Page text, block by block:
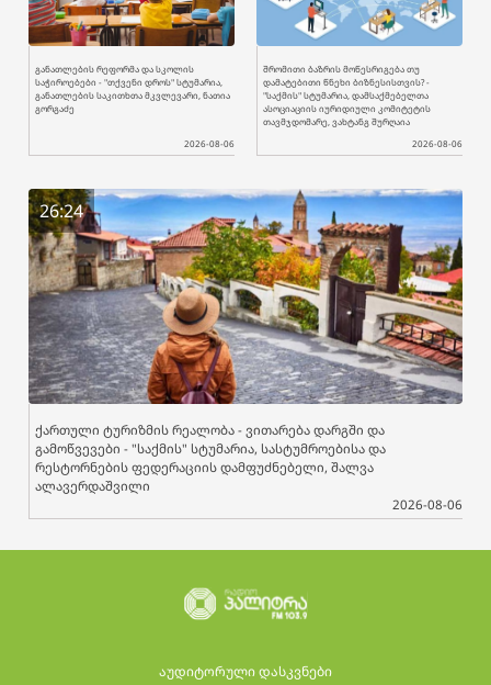
განათლების რეფორმა და სკოლის
საჭიროებები - "თქვენი დროს" სტუმარია,
განათლების საკითხთა მკვლევარი, ნათია
გორგაძე
2026-08-06
შრომითი ბაზრის მოწესრიგება თუ
დამატებითი წნეხი ბიზნესისთვის? -
"საქმის" სტუმარია, დამსაქმებელთა
ასოციაციის იურიდიული კომიტეტის
თავმჯდომარე, ვახტანგ შურღაია
2026-08-06
26:24
ქართული ტურიზმის რეალობა - ვითარება დარგში და
გამოწვევები - "საქმის" სტუმარია, სასტუმროებისა და
რესტორნების ფედერაციის დამფუძნებელი, შალვა
ალავერდაშვილი
2026-08-06
აუდიტორული დასკვნები